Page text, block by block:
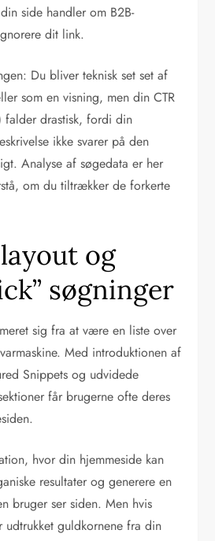
side handler om B2B-
dit link.
Du bliver teknisk set set af
som en visning, men din CTR
falder drastisk, fordi din
ikke svarer på den
Analyse af søgedata er her
om du tiltrækker de forkerte
og
søgninger
sig fra at være en liste over
Med introduktionen af
Snippets og udvidede
får brugerne ofte deres
hvor din hjemmeside kan
resultater og generere en
bruger ser siden. Men hvis
guldkornene fra din